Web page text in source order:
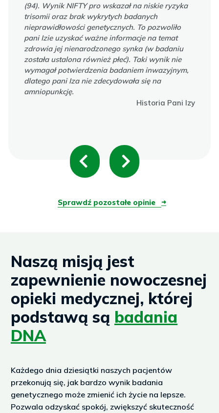
(94). Wynik NIFTY pro wskazał na niskie ryzyka
trisomii oraz brak wykrytych badanych
nieprawidłowości genetycznych. To pozwoliło
pani Izie uzyskać ważne informacje na temat
zdrowia jej nienarodzonego synka (w badaniu
została ustalona również płeć). Taki wynik nie
wymagał potwierdzenia badaniem inwazyjnym,
dlatego pani Iza nie zdecydowała się na
amniopunkcję.
Historia Pani Izy
P
r
e
o
u
s
N
e
x
Sprawdź pozostałe opinie ➜
Naszą misją jest
zapewnienie nowoczesnej
opieki medycznej, której
podstawą są badania
DNA
Każdego dnia dziesiątki naszych pacjentów
przekonują się, jak bardzo wynik badania
genetycznego może zmienić ich życie na lepsze.
Pozwala odzyskać spokój, zwiększyć skuteczność